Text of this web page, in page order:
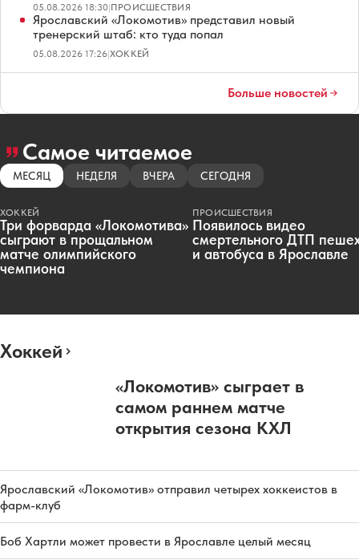
05.08.2026 18:30|ПРОИСШЕСТВИЯ
Ярославский «Локомотив» представил новый
тренерский штаб: кто туда попал
05.08.2026 17:26|ХОККЕЙ
Больше новостей
Самое читаемое
МЕСЯЦ НЕДЕЛЯ ВЧЕРА СЕГОДНЯ
ХОККЕЙ
Три форварда «Локомотива»
сыграют в прощальном
матче олимпийского
чемпиона
ПРОИСШЕСТВИЯ
Появилось видео
смертельного ДТП
и автобуса в Ярославле
Хоккей
«Локомотив» сыграет в
самом раннем матче
открытия сезона КХЛ
Ярославский «Локомотив» отправил четырех хоккеистов в
фарм-клуб
Боб Хартли может провести в Ярославле целый месяц